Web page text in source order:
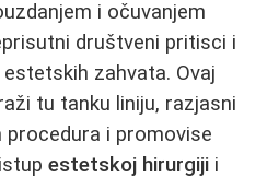
i očuvanjem
društveni pritisci i
zahvata. Ovaj
tu tanku liniju, razjasni
i promovise
estetskoj hirurgiji i